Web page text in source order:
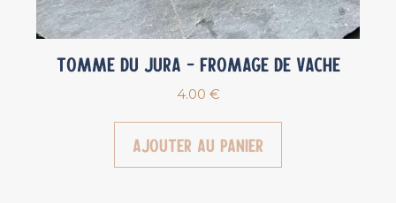
Tomme du Jura – Fromage de vache
4.00 €
Ajouter au panier